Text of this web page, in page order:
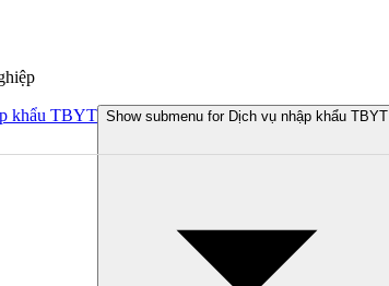
khẩu TBYT Show submenu for Dịch vụ nhập khẩu TBYT